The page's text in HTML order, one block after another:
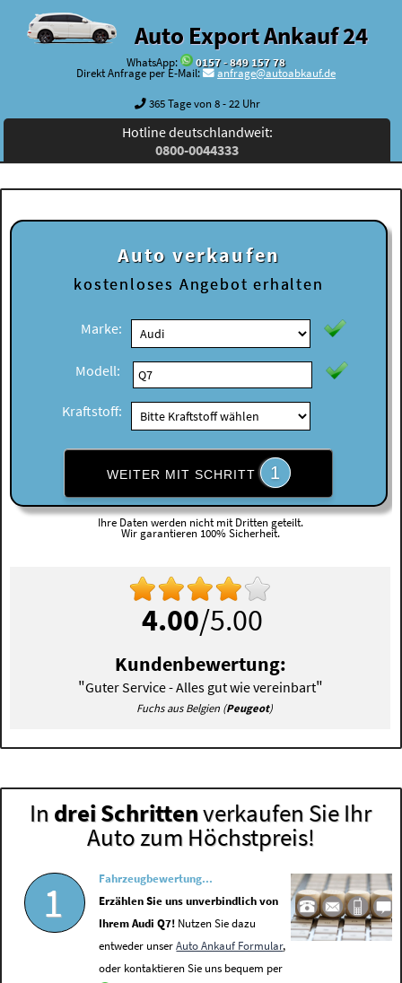
Auto Export Ankauf 24
WhatsApp:
0157 - 849 157 78
Direkt Anfrage per E-Mail:
anfrage@autoabkauf.de
365 Tage von 8 - 22 Uhr
Hotline deutschlandweit:
0800-0044333
Auto verkaufen
kostenloses Angebot erhalten
Marke:
Modell:
Kraftstoff:
WEITER MIT SCHRITT 1
Ihre Daten werden nicht mit Dritten geteilt.
Wir garantieren 100% Sicherheit.
4.00/5.00
Kundenbewertung:
"Guter Service - Alles gut wie vereinbart"
Fuchs aus Belgien (Peugeot)
In drei Schrittenverkaufen Sie Ihr
Auto zum Höchstpreis!
1
Fahrzeugbewertung...
Erzählen Sie uns unverbindlich von
Ihrem Audi Q7! Nutzen Sie dazu
entweder unserAuto Ankauf Formular,
oder kontaktieren Sie uns bequem per